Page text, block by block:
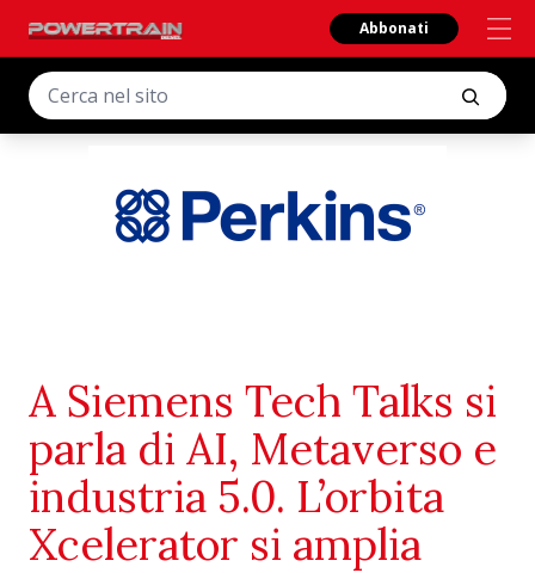
Abbonati
A Siemens Tech Talks si
parla di AI, Metaverso e
industria 5.0. L’orbita
Xcelerator si amplia